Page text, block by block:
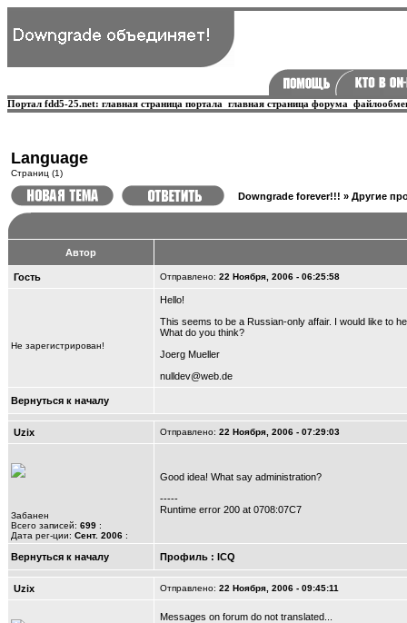
Портал fdd5-25.net: главная страница портала главная страница форума
Language
Страниц (1)
Downgrade forever!!! » Другие
Автор
Гость Отправлено: 22 Ноября, 2006 - 06:25:58
Не зарегистрирован!
Hello!
This seems to be a Russian-only affair. I would like to
What do you think?
Joerg Mueller
nulldev@web.de
Вернуться к началу
Uzix Отправлено: 22 Ноября, 2006 - 07:29:03
Забанен
Всего записей: 699 :
Дата рег-ции: Сент. 2006 :
Good idea! What say administration?
-----
Runtime error 200 at 0708:07C7
Вернуться к началу Профиль : ICQ
Uzix Отправлено: 22 Ноября, 2006 - 09:45:11
Messages on forum do not translated...